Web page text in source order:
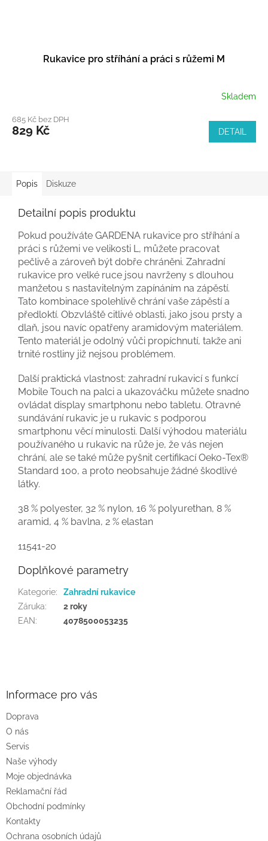
Rukavice pro stříhání a práci s růžemi M
Skladem
685 Kč bez DPH
829 Kč DETAIL
Popis Diskuze
Detailní popis produktu
Pokud používáte GARDENA rukavice pro stříhání a
práci s růžemi ve velikosti L, můžete pracovat
pečlivě a zároveň být dobře chráněni. Zahradní
rukavice pro velké ruce jsou navrženy s dlouhou
manžetou s nastavitelným zapínáním na zápěstí.
Tato kombinace spolehlivě chrání vaše zápěstí a
předloktí. Obzvláště citlivé oblasti, jako jsou prsty a
dlaň, jsou navíc opatřeny aramidovým materiálem.
Tento materiál je odolný vůči propíchnutí, takže ani
trnité rostliny již nejsou problémem.
Další praktická vlastnost: zahradní rukavicí s funkcí
Mobile Touch na palci a ukazováčku můžete snadno
ovládat display smartphonu nebo tabletu. Otravné
sundávání rukavic je u rukavic s podporou
smartphonu věcí minulosti. Další výhodou materiálu
používaného u rukavic na růže je, že vás nejen
chrání, ale se také může pyšnit certifikací Oeko-Tex®
Standard 100, a proto neobsahuje žádné škodlivé
látky.
38 % polyester, 32 % nylon, 16 % polyurethan, 8 %
aramid, 4 % bavlna, 2 % elastan
11541-20
Doplňkové parametry
Kategorie:
Zahradní rukavice
Záruka:
2 roky
EAN: 4078500053235
Informace pro vás
Doprava
O nás
Servis
Naše výhody
Moje objednávka
Reklamační řád
Obchodní podmínky
Kontakty
Ochrana osobních údajů